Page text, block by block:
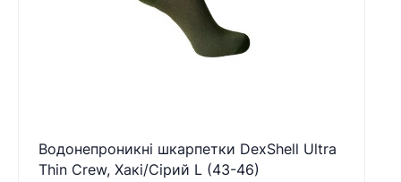
Водонепроникні шкарпетки DexShell Ultra
Thin Crew, Хакі/Сірий L (43-46)